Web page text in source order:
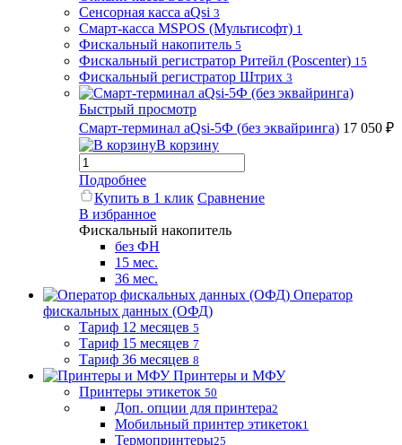
Сенсорная касса aQsi 3
Смарт-касса MSPOS (Мультисофт) 1
Фискальный накопитель 5
Фискальный регистратор Ритейл (Poscenter) 15
Фискальный регистратор Штрих 3
Быстрый просмотр
Смарт-терминал aQsi-5Ф (без эквайринга) 17 050 ₽
В корзину
Подробнее
Купить в 1 клик Сравнение
В избранное
Фискальный накопитель
без ФН
15 мес.
36 мес.
Оператор
фискальных данных (ОФД)
Тариф 12 месяцев 5
Тариф 15 месяцев 7
Тариф 36 месяцев 8
Принтеры и МФУ
Принтеры этикеток 50
Доп. опции для принтера2
Мобильный принтер этикеток1
Термопринтеры25